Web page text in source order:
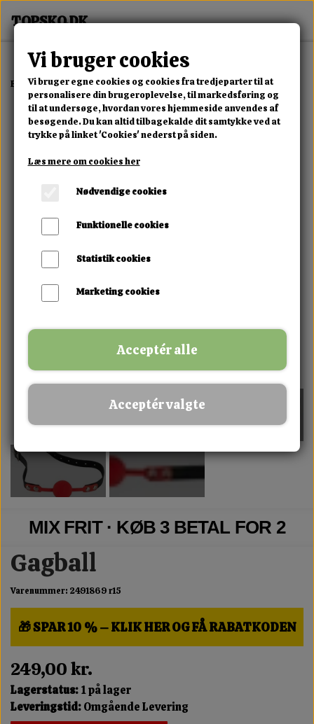
Forside Erotisk Kollektion Alle Produkter Gagball
MIX FRIT · KØB 3 BETAL FOR 2
Gagball
Varenummer: 2491869 r15
🎁 SPAR 10 % – KLIK HER OG FÅ RABATKODEN
249,00 kr.
Lagerstatus:1 på lager
Leveringstid:Omgående Levering
Vi bruger cookies
Vi bruger egne cookies og cookies fra tredjeparter til at
personalisere din brugeroplevelse, til markedsføring og
til at undersøge, hvordan vores hjemmeside anvendes af
besøgende. Du kan altid tilbagekalde dit samtykke ved at
trykke på linket 'Cookies' nederst på siden.
Læs mere om cookies her
Nødvendige cookies
Funktionelle cookies
Statistik cookies
Marketing cookies
Acceptér alle
Acceptér valgte